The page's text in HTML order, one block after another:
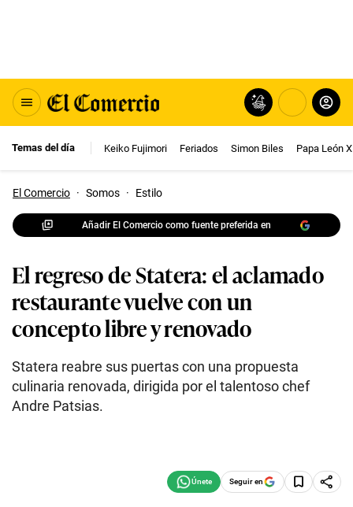
Temas del día Keiko Fujimori Feriados Simon Biles Papa León
El Comercio · Somos · Estilo
Añadir El Comercio como fuente preferida en
El regreso de Statera: el aclamado
restaurante vuelve con un
concepto libre y renovado
Statera reabre sus puertas con una propuesta
culinaria renovada, dirigida por el talentoso chef
Andre Patsias.
Seguir en